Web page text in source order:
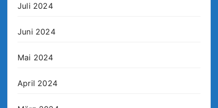
Juli 2024
Juni 2024
Mai 2024
April 2024